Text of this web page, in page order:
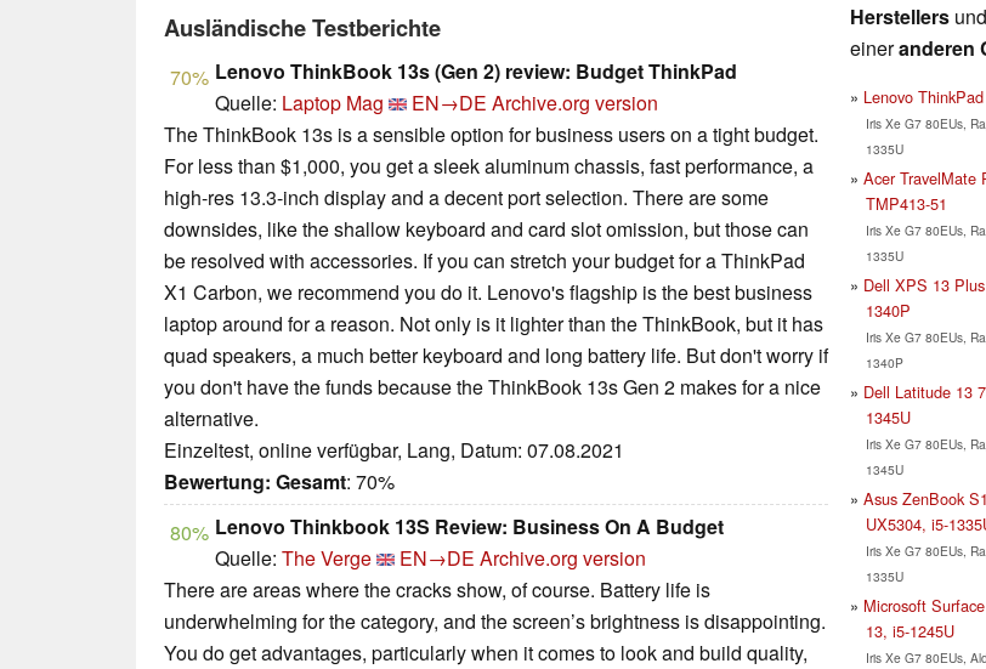
Ausländische Testberichte
70% Lenovo ThinkBook 13s (Gen 2) review: Budget ThinkPad
Quelle: Laptop Mag EN→DE Archive.org version
The ThinkBook 13s is a sensible option for business users on a tight budget.
For less than $1,000, you get a sleek aluminum chassis, fast performance, a
high-res 13.3-inch display and a decent port selection. There are some
downsides, like the shallow keyboard and card slot omission, but those can
be resolved with accessories. If you can stretch your budget for a ThinkPad
X1 Carbon, we recommend you do it. Lenovo's flagship is the best business
laptop around for a reason. Not only is it lighter than the ThinkBook, but it has
quad speakers, a much better keyboard and long battery life. But don't worry if
you don't have the funds because the ThinkBook 13s Gen 2 makes for a nice
alternative.
Einzeltest, online verfügbar, Lang, Datum: 07.08.2021
Bewertung: Gesamt: 70%
80% Lenovo Thinkbook 13S Review: Business On A Budget
Quelle: The Verge EN→DE Archive.org version
There are areas where the cracks show, of course. Battery life is
underwhelming for the category, and the screen’s brightness is disappointing.
You do get advantages, particularly when it comes to look and build quality,
Herstellers
eineranderen
Lenovo
Iris Xe G7 80EUs,
1335U
Acer TravelMate
TMP413-51
Iris Xe G7 80EUs,
1335U
Dell XPS 13
1340P
Iris Xe G7 80EUs,
1340P
Dell Latitude 13
1345U
Iris Xe G7 80EUs,
1345U
Asus ZenBook
UX5304, i5-
Iris Xe G7 80EUs,
1335U
Microsoft
13, i5-1245U
Iris Xe G7 80EUs,